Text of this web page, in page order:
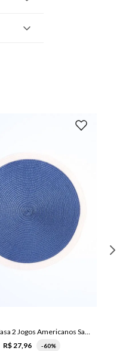
Set Le Lis Casa 2 Jogos Americanos Saruê II
R$27,96 -60%